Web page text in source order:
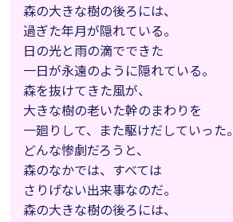
森の大きな樹の後ろには、
過ぎた年月が隠れている。
日の光と雨の滴でできた
一日が永遠のように隠れている。
森を抜けてきた風が、
大きな樹の老いた幹のまわりを
一廻りして、また駆けだしていった。
どんな惨劇だろうと、
森のなかでは、すべては
さりげない出来事なのだ。
森の大きな樹の後ろには、